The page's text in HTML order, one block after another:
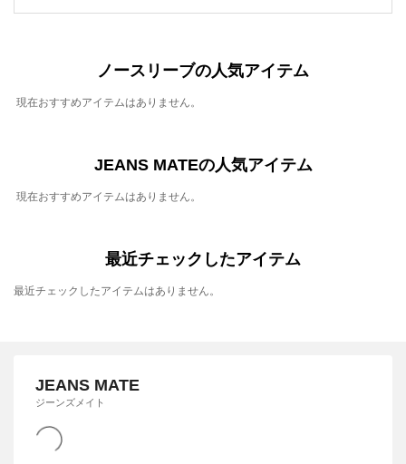
ノースリーブの人気アイテム
現在おすすめアイテムはありません。
JEANS MATEの人気アイテム
現在おすすめアイテムはありません。
最近チェックしたアイテム
最近チェックしたアイテムはありません。
JEANS MATE
ジーンズメイト